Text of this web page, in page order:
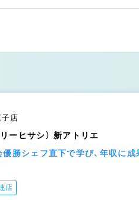
子店
ヒサシ） 新アトリエ
勝シェフ直下で学び、年収に
店